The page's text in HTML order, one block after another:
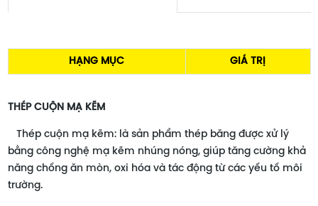
HẠNG MỤC GIÁ TRỊ
THÉP CUỘN MẠ KẼM
Thép cuộn mạ kẽm: là sản phẩm thép băng được xử lý
bằng công nghệ mạ kẽm nhúng nóng, giúp tăng cường khả
năng chống ăn mòn, oxi hóa và tác động từ các yếu tố môi
trường.